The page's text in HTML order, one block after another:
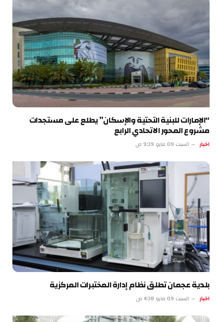
“الإمارات للبنية التحتية والإسكان” يطلع على مستجدات
مشروع المحور الاتحادي الرابع
اخبار السبت 09 مايو 9:39 ص
بلدية عجمان تطلق نظام إدارة المختبرات المركزية
اخبار السبت 09 مايو 4:38 ص